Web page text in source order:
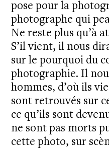
pose pour la
photographe qui
Ne reste plus qu’à
S’il vient, il nous
sur le pourquoi du
photographie. Il
hommes, d’où ils
sont retrouvés sur
ce qu’ils sont
ne sont pas morts
cette photo, sur